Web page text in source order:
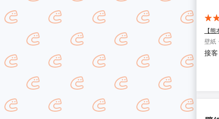
【
壁紙
接